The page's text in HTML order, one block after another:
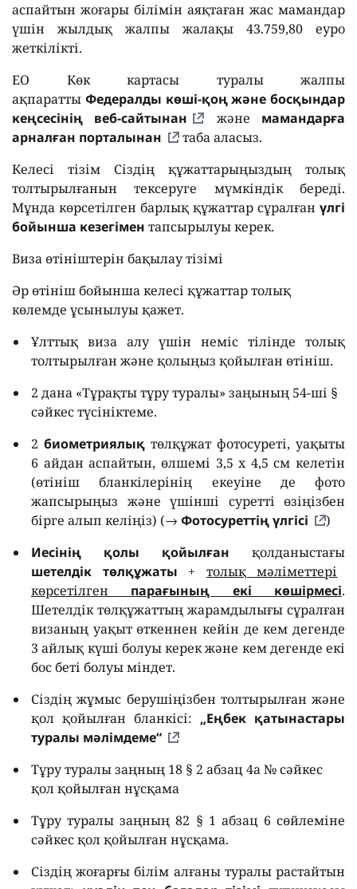
аспайтын жоғары білімін аяқтаған жас мамандар
үшін жылдық жалпы жалақы 43.759,80 еуро
жеткілікті.
ЕО Көк картасы туралы жалпы
ақпаратты Федералды көші-қоң және босқындар
кеңсесінің веб-сайтынан
және мамандарға
арналған порталынан
таба аласыз.
Келесі тізім Сіздің құжаттарыңыздың толық
толтырылғанын тексеруге мүмкіндік береді.
Мұнда көрсетілген барлық құжаттар сұралған үлгі
бойынша кезегімен тапсырылуы керек.
Виза өтініштерін бақылау тізімі
Әр өтініш бойынша келесі құжаттар толық
көлемде ұсынылуы қажет.
Ұлттық виза алу үшін неміс тілінде толық
толтырылған және қолыңыз қойылған өтініш.
2 дана «Тұрақты тұру туралы» заңының 54-ші §
сәйкес түсініктеме.
2 биометриялық төлқұжат фотосуреті, уақыты
6 айдан аспайтын, өлшемі 3,5 х 4,5 см келетін
(өтініш бланкілерінің екеуіне де фото
жапсырыңыз және үшінші суретті өзіңізбен
бірге алып келіңіз) (→ Фотосуреттің үлгісі
)
Иесінің қолы қойылған қолданыстағы
шетелдік төлқұжаты + толық мәліметтері
көрсетілген парағының екі көшірмесі.
Шетелдік төлқұжаттың жарамдылығы сұралған
визаның уақыт өткеннен кейін де кем дегенде
3 айлық күші болуы керек және кем дегенде екі
бос беті болуы міндет.
Сіздің жұмыс берушіңізбен толтырылған және
қол қойылған бланкісі: „Еңбек қатынастары
туралы мәлімдеме“
Тұру туралы заңның 18 § 2 абзац 4а № сәйкес
қол қойылған нұсқама
Тұру туралы заңның 82 § 1 абзац 6 сөйлеміне
сәйкес қол қойылған нұсқама.
Сіздің жоғарғы білім алғаны туралы растайтын